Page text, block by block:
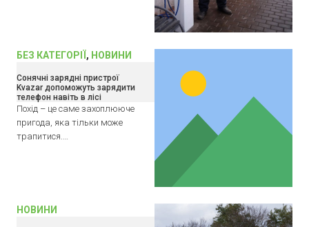
БЕЗ КАТЕГОРІЇ , НОВИНИ
Сонячні зарядні пристрої
Kvazar допоможуть зарядити
телефон навіть в лісі
Похід – це саме захоплююче
пригода, яка тільки може
трапитися.…
НОВИНИ